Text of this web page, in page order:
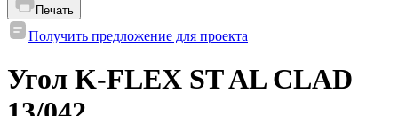
Печать
Получить предложение для проекта
Угол K-FLEX ST AL CLAD